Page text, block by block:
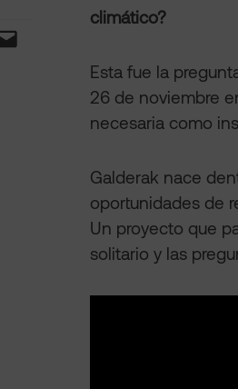
climático?
Esta fue la
26 de noviembre
necesaria como
Galderak nace
oportunidades de
Un proyecto que
solitario y las